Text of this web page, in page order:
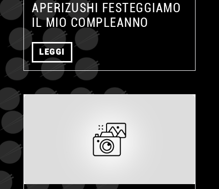
APERIZUSHI FESTEGGIAMO
IL MIO COMPLEANNO
LEGGI